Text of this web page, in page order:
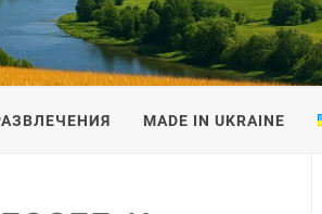
MADE IN UKRAINE